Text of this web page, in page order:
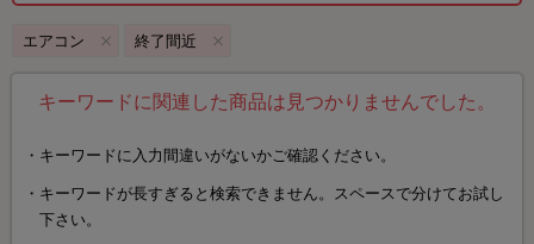
エアコン 終了間近
キーワードに関連した商品は見つかりませんでした。
キーワードに入力間違いがないかご確認ください。
キーワードが長すぎると検索できません。スペースで分けてお試し
下さい。